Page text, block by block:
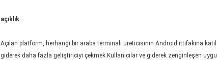
açıklık
Açılan platform, herhangi bir araba terminali üreticisinin Android ittifakına
giderek daha fazla geliştiriciyi çekmek.Kullanıcılar ve giderek zenginleşen